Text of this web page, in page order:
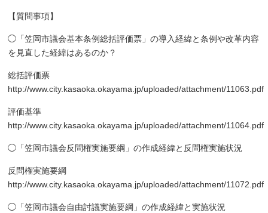
【質問事項】
◯「笠岡市議会基本条例総括評価票」の導入経緯と条例や改革内容
を見直した経緯はあるのか？
総括評価票
http://www.city.kasaoka.okayama.jp/uploaded/attachment/11063.pdf
評価基準
http://www.city.kasaoka.okayama.jp/uploaded/attachment/11064.pdf
◯「笠岡市議会反問権実施要綱」の作成経緯と反問権実施状況
反問権実施要綱
http://www.city.kasaoka.okayama.jp/uploaded/attachment/11072.pdf
◯「笠岡市議会自由討議実施要綱」の作成経緯と実施状況